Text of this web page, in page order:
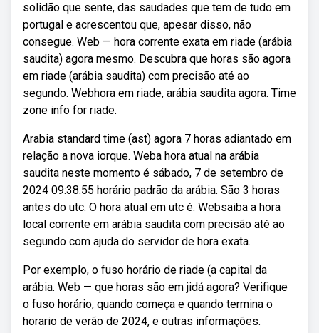
solidão que sente, das saudades que tem de tudo em
portugal e acrescentou que, apesar disso, não
consegue. Web — hora corrente exata em riade (arábia
saudita) agora mesmo. Descubra que horas são agora
em riade (arábia saudita) com precisão até ao
segundo. Webhora em riade, arábia saudita agora. Time
zone info for riade.
Arabia standard time (ast) agora 7 horas adiantado em
relação a nova iorque. Weba hora atual na arábia
saudita neste momento é sábado, 7 de setembro de
2024 09:38:55 horário padrão da arábia. São 3 horas
antes do utc. O hora atual em utc é. Websaiba a hora
local corrente em arábia saudita com precisão até ao
segundo com ajuda do servidor de hora exata.
Por exemplo, o fuso horário de riade (a capital da
arábia. Web — que horas são em jidá agora? Verifique
o fuso horário, quando começa e quando termina o
horario de verão de 2024, e outras informações.